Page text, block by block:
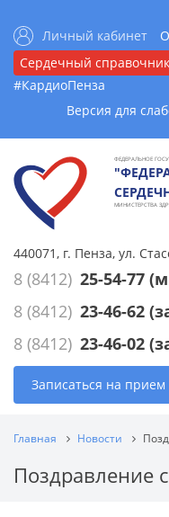
Личный кабинет
Сердечный справочник
#КардиоПенза
Версия для
ФЕДЕРАЛЬНОЕ
МИНИСТЕРСТВА
440071, г. Пенза, ул.
8 (8412) 25-54-77
8 (8412) 23-46-62
8 (8412) 23-46-02
Записаться на прием
Главная Новости
Поздравление